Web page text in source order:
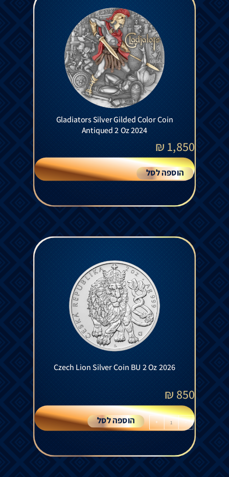
Gladiators Silver Gilded Color Coin
Antiqued 2 Oz 2024
1,850
₪
הוספה לסל
Czech Lion Silver Coin BU 2 Oz 2026
850
₪
-
+ הוספה לסל